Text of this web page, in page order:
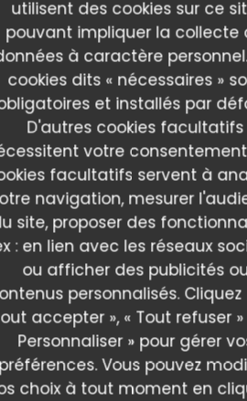
utilisent des cookies sur ce
pouvant impliquer la collecte
à caractère
cookies dits « nécessaires »
et installés par
D'autres cookies facultatifs
votre
facultatifs servent à
navigation, mesurer
site, proposer des
: en lien avec les réseaux
ou afficher des publicités
personnalisés. Cliquez
accepter », « Tout refuser »
Personnaliser » pour gérer
préférences. Vous pouvez
choix à tout moment en
de nos clients
2
: 5 /5 Cuisine: 5 /5 Qualité / Prix:
soirée, nous